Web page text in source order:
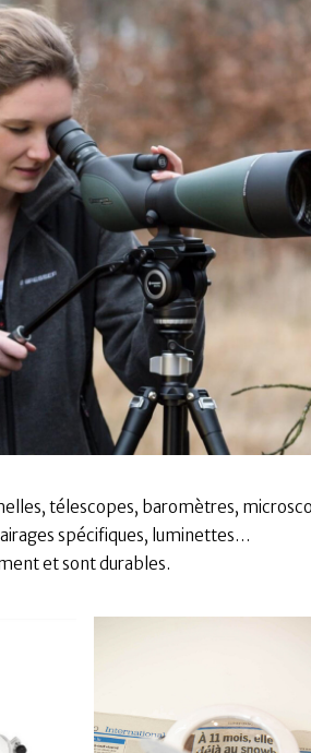
télescopes, baromètres,
spécifiques, luminettes…
et sont durables.